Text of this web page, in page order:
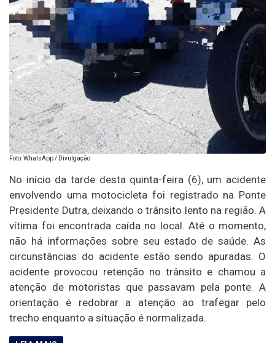
Foto: WhatsApp / Divulgação
No início da tarde desta quinta-feira (6), um acidente
envolvendo uma motocicleta foi registrado na Ponte
Presidente Dutra, deixando o trânsito lento na região. A
vítima foi encontrada caída no local. Até o momento,
não há informações sobre seu estado de saúde. As
circunstâncias do acidente estão sendo apuradas. O
acidente provocou retenção no trânsito e chamou a
atenção de motoristas que passavam pela ponte. A
orientação é redobrar a atenção ao trafegar pelo
trecho enquanto a situação é normalizada.